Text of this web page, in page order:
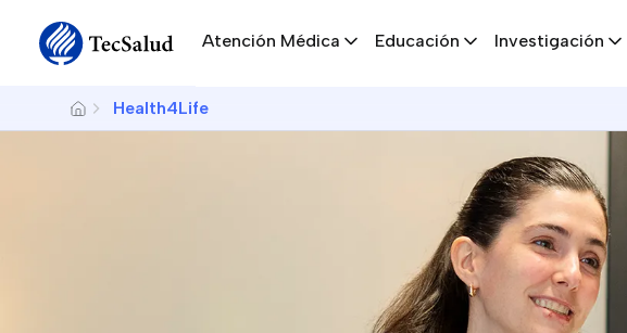
Atención Médica Educación Investigación
BreadcrumbHealth4Life